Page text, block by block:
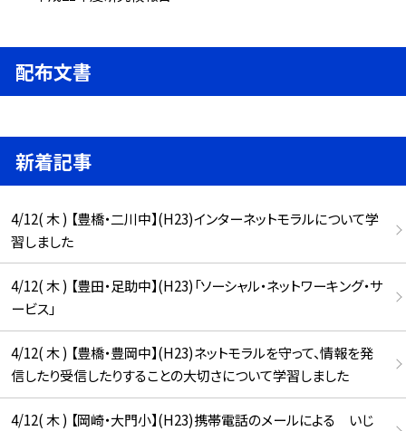
配布文書
新着記事
4/12( 木 ) 【豊橋・二川中】(H23)インターネットモラルについて学
習しました
4/12( 木 ) 【豊田・足助中】(H23)「ソーシャル・ネットワーキング・サ
ービス」
4/12( 木 ) 【豊橋・豊岡中】(H23)ネットモラルを守って、情報を発
信したり受信したりすることの大切さについて学習しました
4/12( 木 ) 【岡崎・大門小】(H23)携帯電話のメールによる いじ